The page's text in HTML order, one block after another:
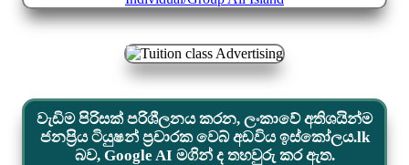
වැඩිම පිරිසක් පරිශීලනය කරන, ලංකාවේ අතිශයින්ම
ජනප්‍රිය ටියුෂන් ප්‍රචාරක වෙබ් අඩවිය ඉස්කෝලය.lk
බව, Google AI මගින් ද තහවුරු කර ඇත.